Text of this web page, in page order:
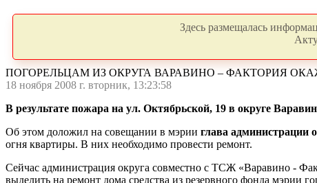
Здесь размещалась
ПОГОРЕЛЬЦАМ ИЗ ОКРУГА ВАРАВИНО – ФАКТОРИЯ
18 ноября 2008 г. вторник, 13:23:58
В результате пожара на ул. Октябрьской, 19 в округе
Об этом доложил на совещании в мэрии глава администрации
огня квартиры. В них необходимо провести ремонт.
Сейчас администрация округа совместно с ТСЖ «Варавино -
выделить на ремонт дома средства из резервного фонда мэрии